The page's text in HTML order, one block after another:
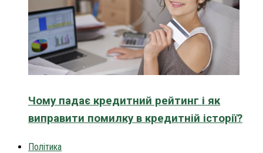
Чому падає кредитний рейтинг і як
виправити помилку в кредитній історії?
Політика